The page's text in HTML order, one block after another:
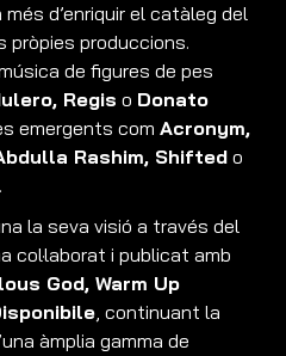
més d’enriquir el catàleg del
pròpies produccions.
de figures de pes
Regis o Donato
emergents com Acronym,
Rashim, Shifted o
la seva visió a través del
col·laborat i publicat amb
God, Warm Up
, continuant la
àmplia gamma de